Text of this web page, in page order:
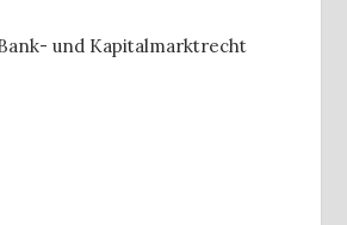
und Kapitalmarktrecht